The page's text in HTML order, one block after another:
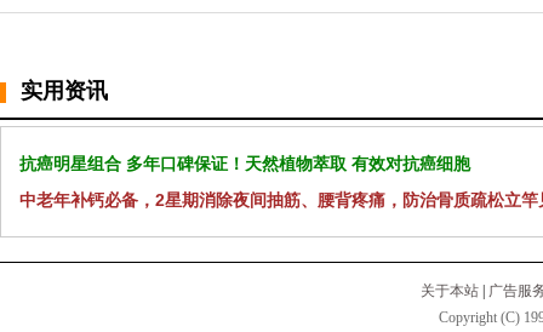
实用资讯
抗癌明星组合 多年口碑保证！天然植物萃取 有效对抗癌细胞
中老年补钙必备，2星期消除夜间抽筋、腰背疼痛，防治骨质疏松立竿
关于本站
广告服
Copyright (C)